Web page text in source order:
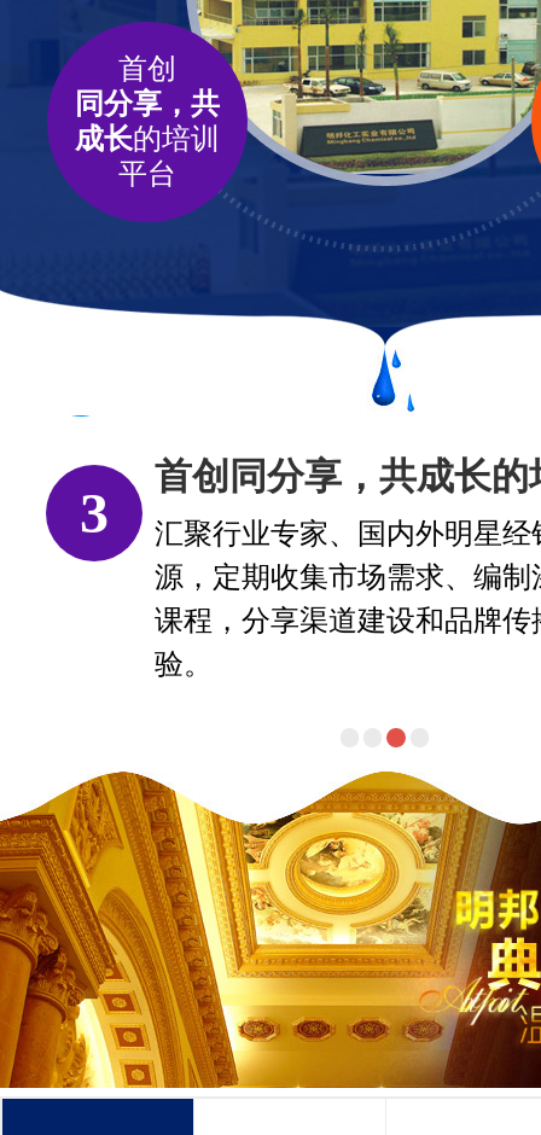
首创
同分享，共
成长的培训
平台
3
首创同分享，共成长的
汇聚行业专家、国内外明星经
源，定期收集市场需求、编制
课程，分享渠道建设和品牌传
验。